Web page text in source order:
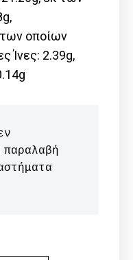
οποίων
Ίνες: 2.39g,